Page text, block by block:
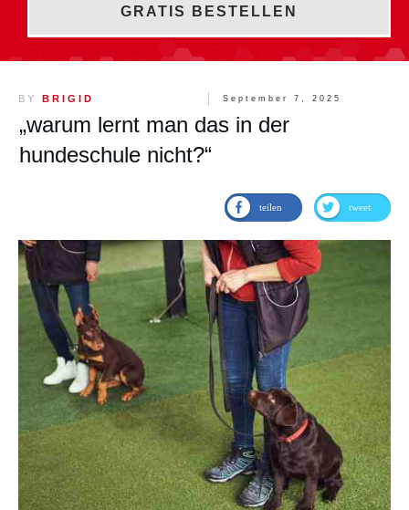
GRATIS BESTELLEN
BY BRIGID September 7, 2025
„warum lernt man das in der
hundeschule nicht?“
teilen tweet